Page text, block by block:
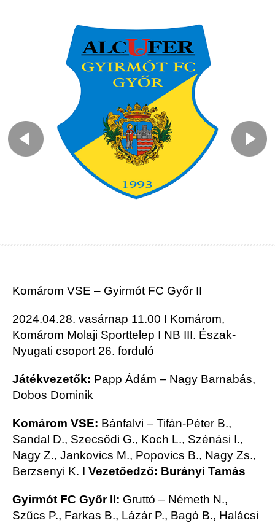
Komárom VSE – Gyirmót FC Győr II
2024.04.28. vasárnap 11.00 I Komárom,
Komárom Molaji Sporttelep I NB III. Észak-
Nyugati csoport 26. forduló
Játékvezetők: Papp Ádám – Nagy Barnabás,
Dobos Dominik
Komárom VSE: Bánfalvi – Tifán-Péter B.,
Sandal D., Szecsődi G., Koch L., Szénási I.,
Nagy Z., Jankovics M., Popovics B., Nagy Zs.,
Berzsenyi K. I Vezetőedző: Burányi Tamás
Gyirmót FC Győr II: Gruttó – Németh N.,
Szűcs P., Farkas B., Lázár P., Bagó B., Halácsi